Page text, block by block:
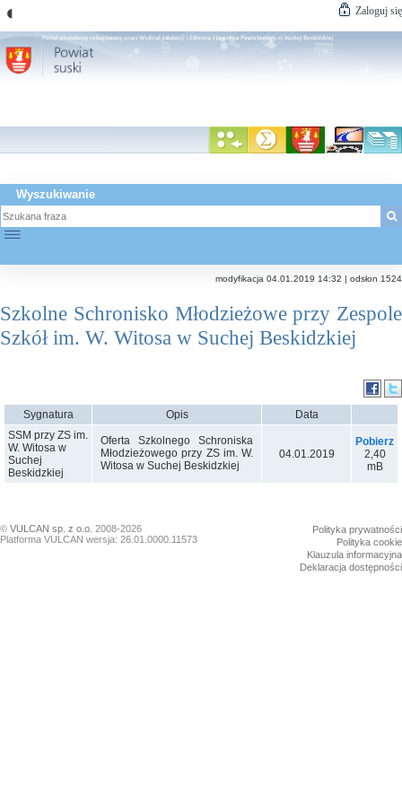
◐ Zaloguj się
Wyszukiwanie
☰
modyfikacja 04.01.2019 14:32 | odsłon 1524
Szkolne Schronisko Młodzieżowe przy Zespole
Szkół im. W. Witosa w Suchej Beskidzkiej
Sygnatura Opis
Data
SSM przy ZS im.
W. Witosa w
Suchej
Beskidzkiej
Oferta Szkolnego Schroniska
Młodzieżowego przy ZS im. W.
Witosa w Suchej Beskidzkiej
04.01.2019
Pobierz
2,40
mB
© VULCAN sp. z o.o. 2008-2026
Platforma VULCAN wersja: 26.01.0000.11573
Polityka prywatności
Polityka cookie
Klauzula informacyjna
Deklaracja dostępności